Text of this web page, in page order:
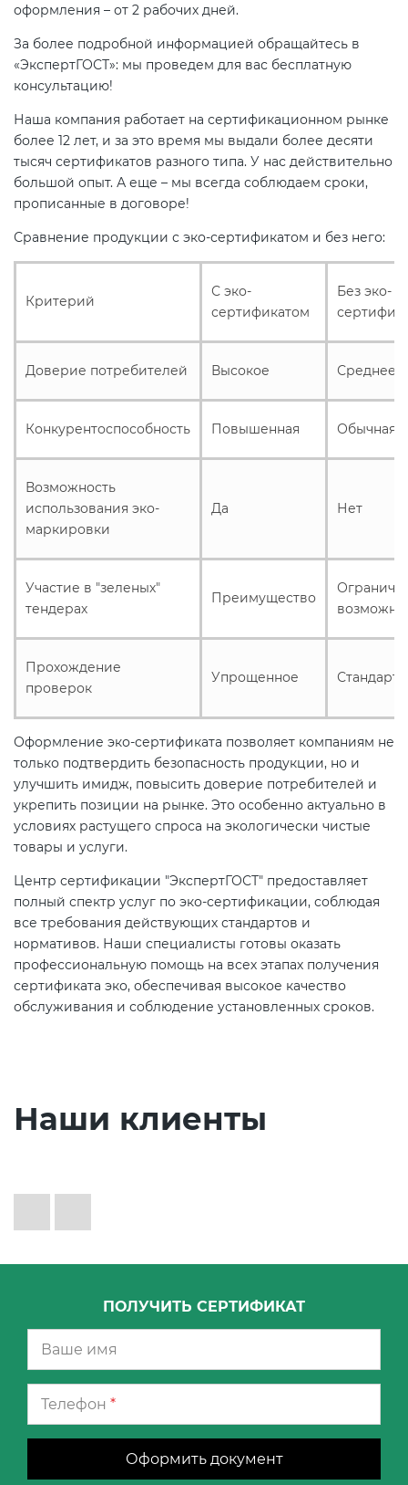
оформления – от 2 рабочих дней.
За более подробной информацией обращайтесь в
«ЭкспертГОСТ»: мы проведем для вас бесплатную
консультацию!
Наша компания работает на сертификационном рынке
более 12 лет, и за это время мы выдали более десяти
тысяч сертификатов разного типа. У нас действительно
большой опыт. А еще – мы всегда соблюдаем сроки,
прописанные в договоре!
Сравнение продукции с эко-сертификатом и без него:
Критерий
С эко-
сертификатом
Без эко-
Доверие потребителей Высокое Среднее
Конкурентоспособность Повышенная Обычная
Возможность
использования эко-
маркировки
Да Нет
Участие в "зеленых"
тендерах
Преимущество
Прохождение
проверок
Упрощенное
Оформление эко-сертификата позволяет компаниям не
только подтвердить безопасность продукции, но и
улучшить имидж, повысить доверие потребителей и
укрепить позиции на рынке. Это особенно актуально в
условиях растущего спроса на экологически чистые
товары и услуги.
Центр сертификации "ЭкспертГОСТ" предоставляет
полный спектр услуг по эко-сертификации, соблюдая
все требования действующих стандартов и
нормативов. Наши специалисты готовы оказать
профессиональную помощь на всех этапах получения
сертификата эко, обеспечивая высокое качество
обслуживания и соблюдение установленных сроков.
Наши клиенты
ПОЛУЧИТЬ СЕРТИФИКАТ
Телефон *
Оформить документ